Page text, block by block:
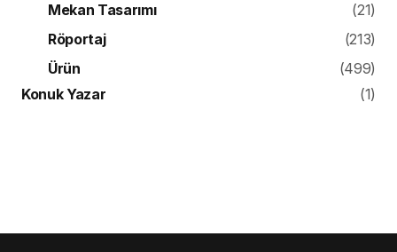
Mekan Tasarımı
(21)
Röportaj
(213)
Ürün
(499)
Konuk Yazar
(1)